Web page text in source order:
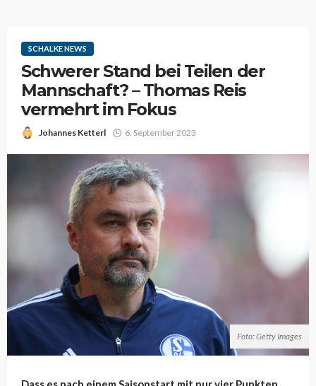
SCHALKE NEWS
Schwerer Stand bei Teilen der
Mannschaft? – Thomas Reis
vermehrt im Fokus
Johannes Ketterl 6. September 2023
Foto: Getty Images